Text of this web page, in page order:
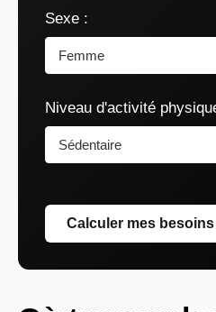
Sexe :
Niveau d'activité
Calculer mes besoins